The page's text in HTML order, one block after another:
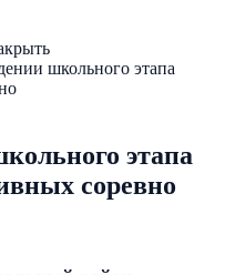
школьного этапа
этапа
соревно